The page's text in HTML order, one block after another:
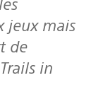
jeux mais
de
Trails in